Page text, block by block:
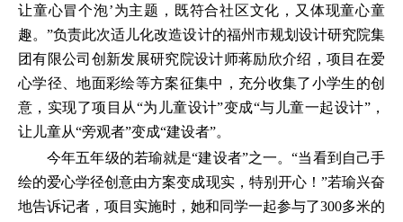
让童心冒个泡’为主题，既符合社区文化，又体现童心童
趣。”负责此次适儿化改造设计的福州市规划设计研究院集
团有限公司创新发展研究院设计师蒋励欣介绍，项目在爱
心学径、地面彩绘等方案征集中，充分收集了小学生的创
意，实现了项目从“为儿童设计”变成“与儿童一起设计”，
让儿童从“旁观者”变成“建设者”。
今年五年级的若瑜就是“建设者”之一。“当看到自己手
绘的爱心学径创意由方案变成现实，特别开心！”若瑜兴奋
地告诉记者，项目实施时，她和同学一起参与了300多米的